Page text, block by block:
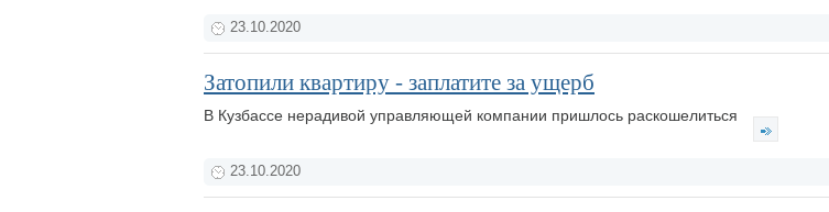
23.10.2020
Затопили квартиру - заплатите за ущерб
В Кузбассе нерадивой управляющей компании пришлось раскошелиться
23.10.2020